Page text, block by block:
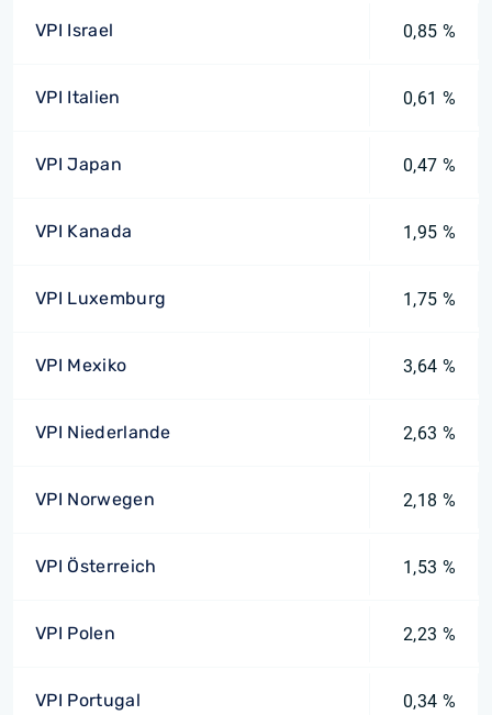
VPI Israel 0,85 %
VPI Italien 0,61 %
VPI Japan 0,47 %
VPI Kanada 1,95 %
VPI Luxemburg 1,75 %
VPI Mexiko 3,64 %
VPI Niederlande 2,63 %
VPI Norwegen 2,18 %
VPI Österreich 1,53 %
VPI Polen 2,23 %
VPI Portugal 0,34 %